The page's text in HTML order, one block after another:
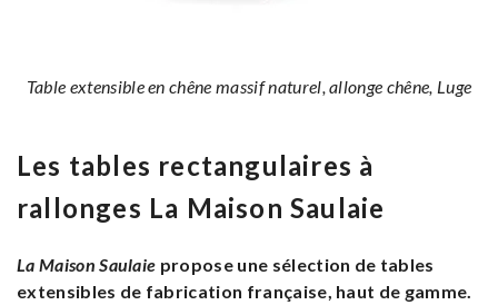
Table extensible en chêne massif naturel, allonge chêne, Luge
Les tables rectangulaires à
rallonges La Maison Saulaie
La Maison Saulaie propose une sélection de tables
extensibles de fabrication française, haut de gamme.